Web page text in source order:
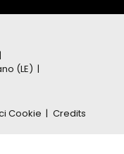
(LE)
Cookie Credits